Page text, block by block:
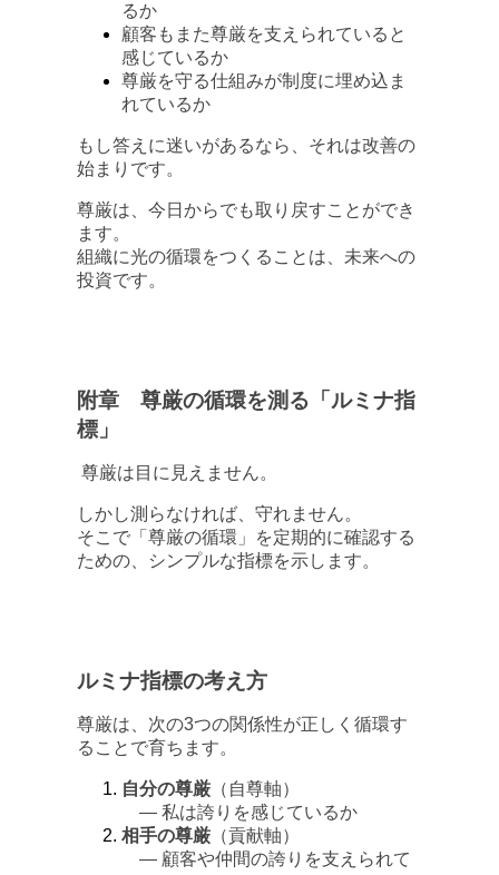
るか
顧客もまた尊厳を支えられていると
感じているか
尊厳を守る仕組みが制度に埋め込ま
れているか
もし答えに迷いがあるなら、それは改善の
始まりです。
尊厳は、今日からでも取り戻すことができ
ます。
組織に光の循環をつくることは、未来への
投資です。
附章 尊厳の循環を測る「ルミナ指
標」
尊厳は目に見えません。
しかし測らなければ、守れません。
そこで「尊厳の循環」を定期的に確認する
ための、シンプルな指標を示します。
ルミナ指標の考え方
尊厳は、次の3つの関係性が正しく循環す
ることで育ちます。
自分の尊厳 （自尊軸）
― 私は誇りを感じているか
相手の尊厳 （貢献軸）
― 顧客や仲間の誇りを支えられて